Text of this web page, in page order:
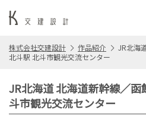
株式会社交建設計 作品紹介
JR北海
北斗駅 北斗市観光交流センター
JR北海道 北海道新幹線／
斗市観光交流センター